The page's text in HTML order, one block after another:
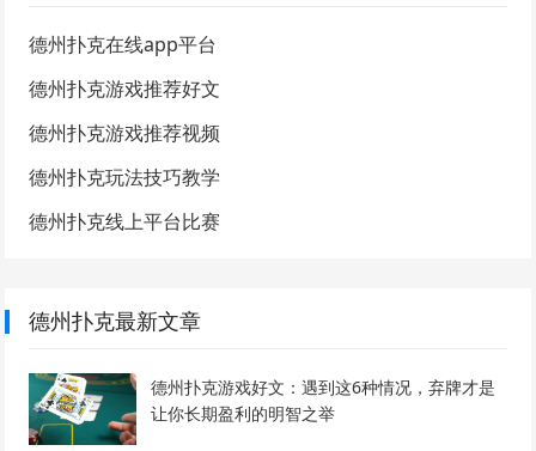
德州扑克在线app平台
德州扑克游戏推荐好文
德州扑克游戏推荐视频
德州扑克玩法技巧教学
德州扑克线上平台比赛
德州扑克最新文章
德州扑克游戏好文：遇到这6种情况，弃牌才是
让你长期盈利的明智之举